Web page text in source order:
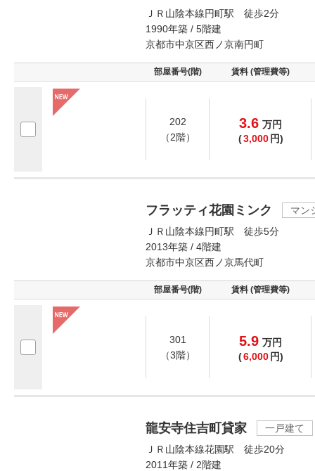
ＪＲ山陰本線円町駅 徒歩2分
1990年築 / 5階建
京都市中京区西ノ京南円町
部屋番号(階) 賃料 (管理費等)
202
（2階）
3.6 万円
(3,000 円)
フラッティ花園ミンク
マン
ＪＲ山陰本線円町駅 徒歩5分
2013年築 / 4階建
京都市中京区西ノ京馬代町
部屋番号(階) 賃料 (管理費等)
301
（3階）
5.9 万円
(6,000 円)
龍安寺住吉町貸家
一戸建て
ＪＲ山陰本線花園駅 徒歩20分
2011年築 / 2階建